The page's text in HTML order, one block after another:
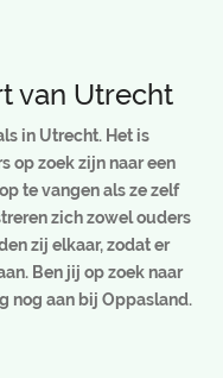
van Utrecht
in Utrecht. Het is
op zoek zijn naar een
te vangen als ze zelf
zich zowel ouders
zij elkaar, zodat er
Ben jij op zoek naar
nog aan bij Oppasland.